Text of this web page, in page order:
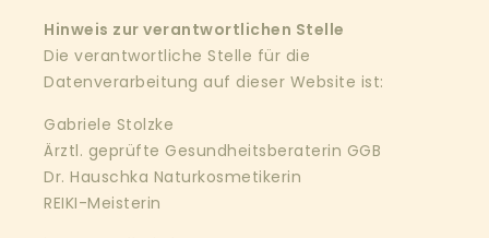
Hinweis zur verantwortlichen Stelle
Die verantwortliche Stelle für die
Datenverarbeitung auf dieser Website ist:
Gabriele Stolzke
Ärztl. geprüfte Gesundheitsberaterin GGB
Dr. Hauschka Naturkosmetikerin
REIKI-Meisterin